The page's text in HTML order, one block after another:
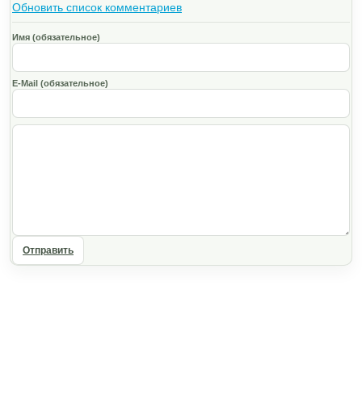
Обновить список комментариев
Имя (обязательное)
E-Mail (обязательное)
Отправить